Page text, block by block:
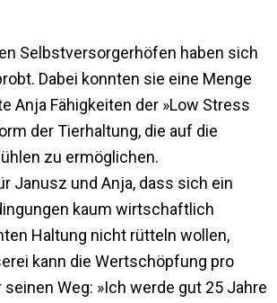
Selbstversorgerhöfen haben sich
Dabei konnten sie eine Menge
Anja Fähigkeiten der »Low Stress
der Tierhaltung, die auf die
zu ermöglichen.
Janusz und Anja, dass sich ein
kaum wirtschaftlich
Haltung nicht rütteln wollen,
kann die Wertschöpfung pro
Weg: »Ich werde gut 25 Jahre